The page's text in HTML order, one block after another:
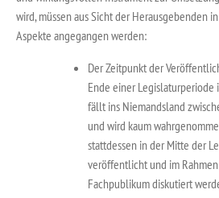
wird, müssen aus Sicht der Herausgebenden
Aspekte angegangen werden:
Der Zeitpunkt der
Ende einer Legislaturperiode
fällt ins Niemandsland
und wird kaum
stattdessen in der Mitte der
veröffentlicht und im
Fachpublikum diskutiert